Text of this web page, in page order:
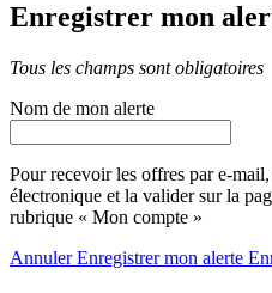
Enregistrer mon
Tous les champs sont obligatoires
Nom de mon alerte
Pour recevoir les offres par e-
électronique et la valider sur la
rubrique « Mon compte »
AnnulerEnregistrer mon alerte